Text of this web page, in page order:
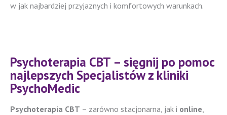
w jak najbardziej przyjaznych i komfortowych warunkach.
Psychoterapia CBT – sięgnij po pomoc
najlepszych Specjalistów z kliniki
PsychoMedic
Psychoterapia CBT – zarówno stacjonarna, jak i online,